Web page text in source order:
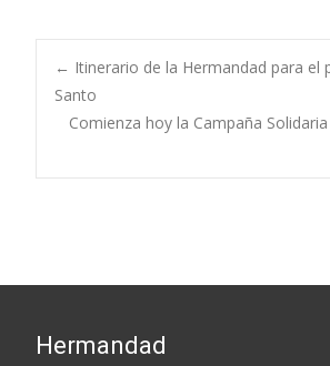
e
b
o
o
k
itt
er
p
y
Li
n
k
m
p
ti
r
Post
navigation
← Itinerario de la Hermandad para el
Santo
Comienza hoy la Campaña
Hermandad